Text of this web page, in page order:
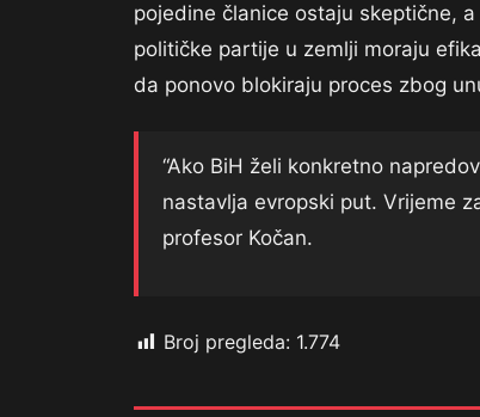
pojedine članice ostaju skeptične,
političke partije u zemlji moraju
da ponovo blokiraju proces zbog
“Ako BiH želi konkretno
nastavlja evropski put. Vrijeme
profesor Kočan.
Broj pregleda: 1.774